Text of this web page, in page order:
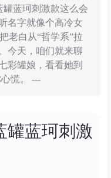
罐蓝珂刺激款这么会
名字就像个高冷女
老白从“哲学系”拉
今天，咱们就来聊
彩罐娘，看看她到
慌。 ---
罐蓝珂刺激